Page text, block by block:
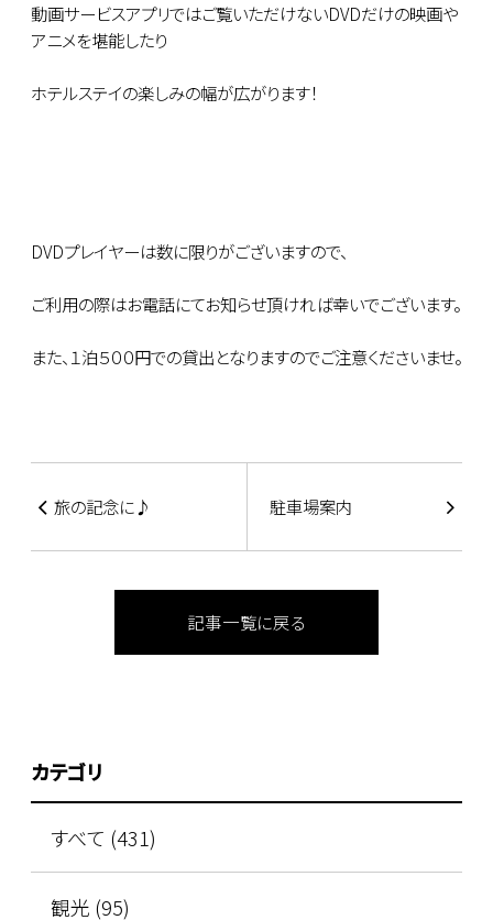
動画サービスアプリではご覧いただけないDVDだけの映画や
アニメを堪能したり
ホテルステイの楽しみの幅が広がります！
DVDプレイヤーは数に限りがございますので、
ご利用の際はお電話にてお知らせ頂ければ幸いでございます。
また、１泊５００円での貸出となりますのでご注意くださいませ。
旅の記念に♪ 駐車場案内
記事一覧に戻る
カテゴリ
すべて (431)
観光 (95)